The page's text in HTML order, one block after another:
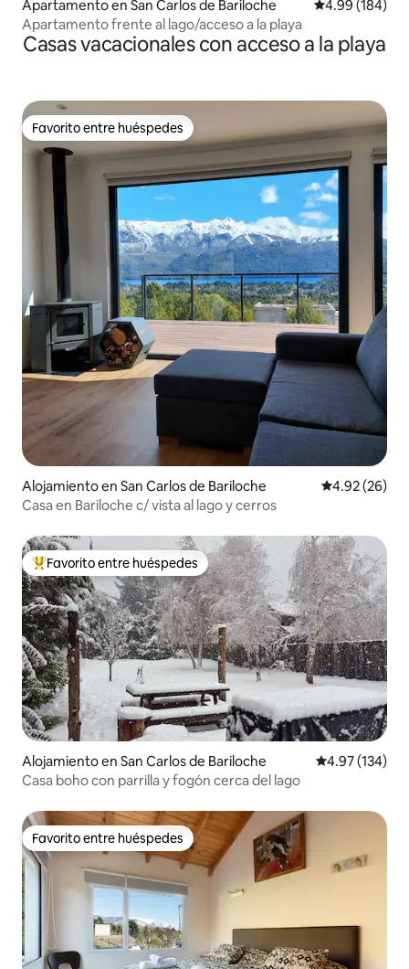
Apartamento en San Carlos de Bariloche Calificación
4.99 (184)
Apartamento frente al lago/acceso a la playa
Casas vacacionales con acceso a la playa
Favorito entre huéspedes
Favorito entre huéspedes
Alojamiento en San Carlos de Bariloche Calificación
4.92 (26)
Casa en Bariloche c/ vista al lago y cerros
Favorito entre huéspedes preferido
Favorito entre huéspedes
Alojamiento en San Carlos de Bariloche Calificación
4.97 (134)
Casa boho con parrilla y fogón cerca del lago
Favorito entre huéspedes
Favorito entre huéspedes